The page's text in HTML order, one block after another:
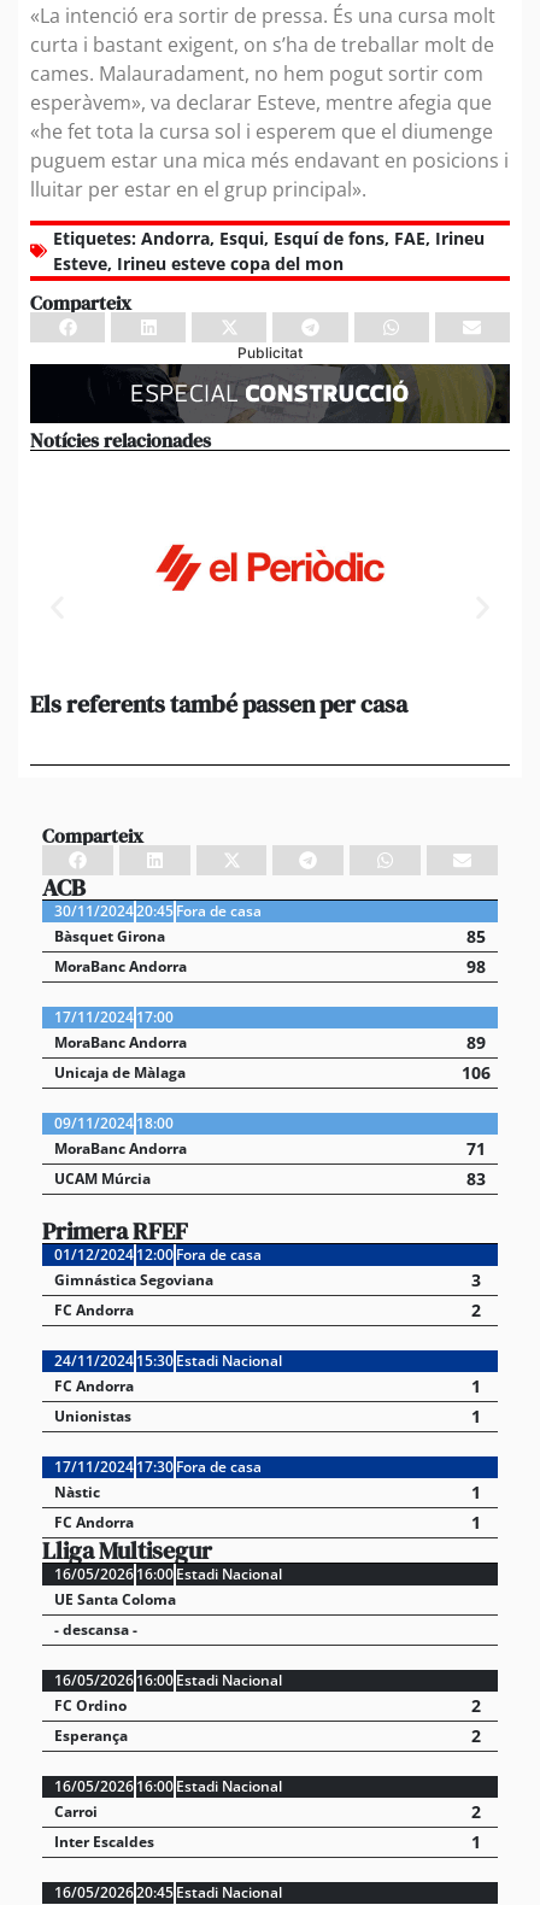
«La intenció era sortir de pressa. És una cursa molt
curta i bastant exigent, on s’ha de treballar molt de
cames. Malauradament, no hem pogut sortir com
esperàvem», va declarar Esteve, mentre afegia que
«he fet tota la cursa sol i esperem que el diumenge
puguem estar una mica més endavant en posicions i
lluitar per estar en el grup principal».
Etiquetes: Andorra, Esqui, Esquí de fons, FAE, Irineu
Esteve, Irineu esteve copa del mon
Comparteix
Publicitat
Notícies relacionades
Els referents també passen per casa
Comparteix
ACB
30/11/202420:45Fora de casa
Bàsquet Girona
85
MoraBanc Andorra 98
17/11/202417:00
MoraBanc Andorra
89
Unicaja de Màlaga 106
09/11/202418:00
MoraBanc Andorra
71
UCAM Múrcia 83
Primera RFEF
01/12/202412:00Fora de casa
Gimnástica Segoviana
3
FC Andorra 2
24/11/202415:30Estadi Nacional
FC Andorra
1
Unionistas 1
17/11/202417:30Fora de casa
Nàstic
1
FC Andorra 1
Lliga Multisegur
16/05/202616:00Estadi Nacional
UE Santa Coloma
- descansa -
16/05/202616:00Estadi Nacional
FC Ordino
2
Esperança 2
16/05/202616:00Estadi Nacional
Carroi
2
Inter Escaldes 1
16/05/202620:45Estadi Nacional